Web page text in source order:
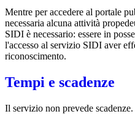
Mentre per accedere al portale
necessaria alcuna attività
SIDI è necessario: essere in
l'accesso al servizio SIDI aver
riconoscimento.
Tempi e scadenze
Il servizio non prevede scadenze.